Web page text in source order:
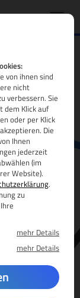
von ihnen sind
nicht
verbessern. Sie
dem Klick auf
oder per Klick
Die
Ihnen
jederzeit
(im
Website).
.
zu
mehr Details
mehr Details